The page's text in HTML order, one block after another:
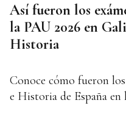
Así fueron los
la PAU 2026 en
Historia
Conoce cómo fueron
e Historia de España